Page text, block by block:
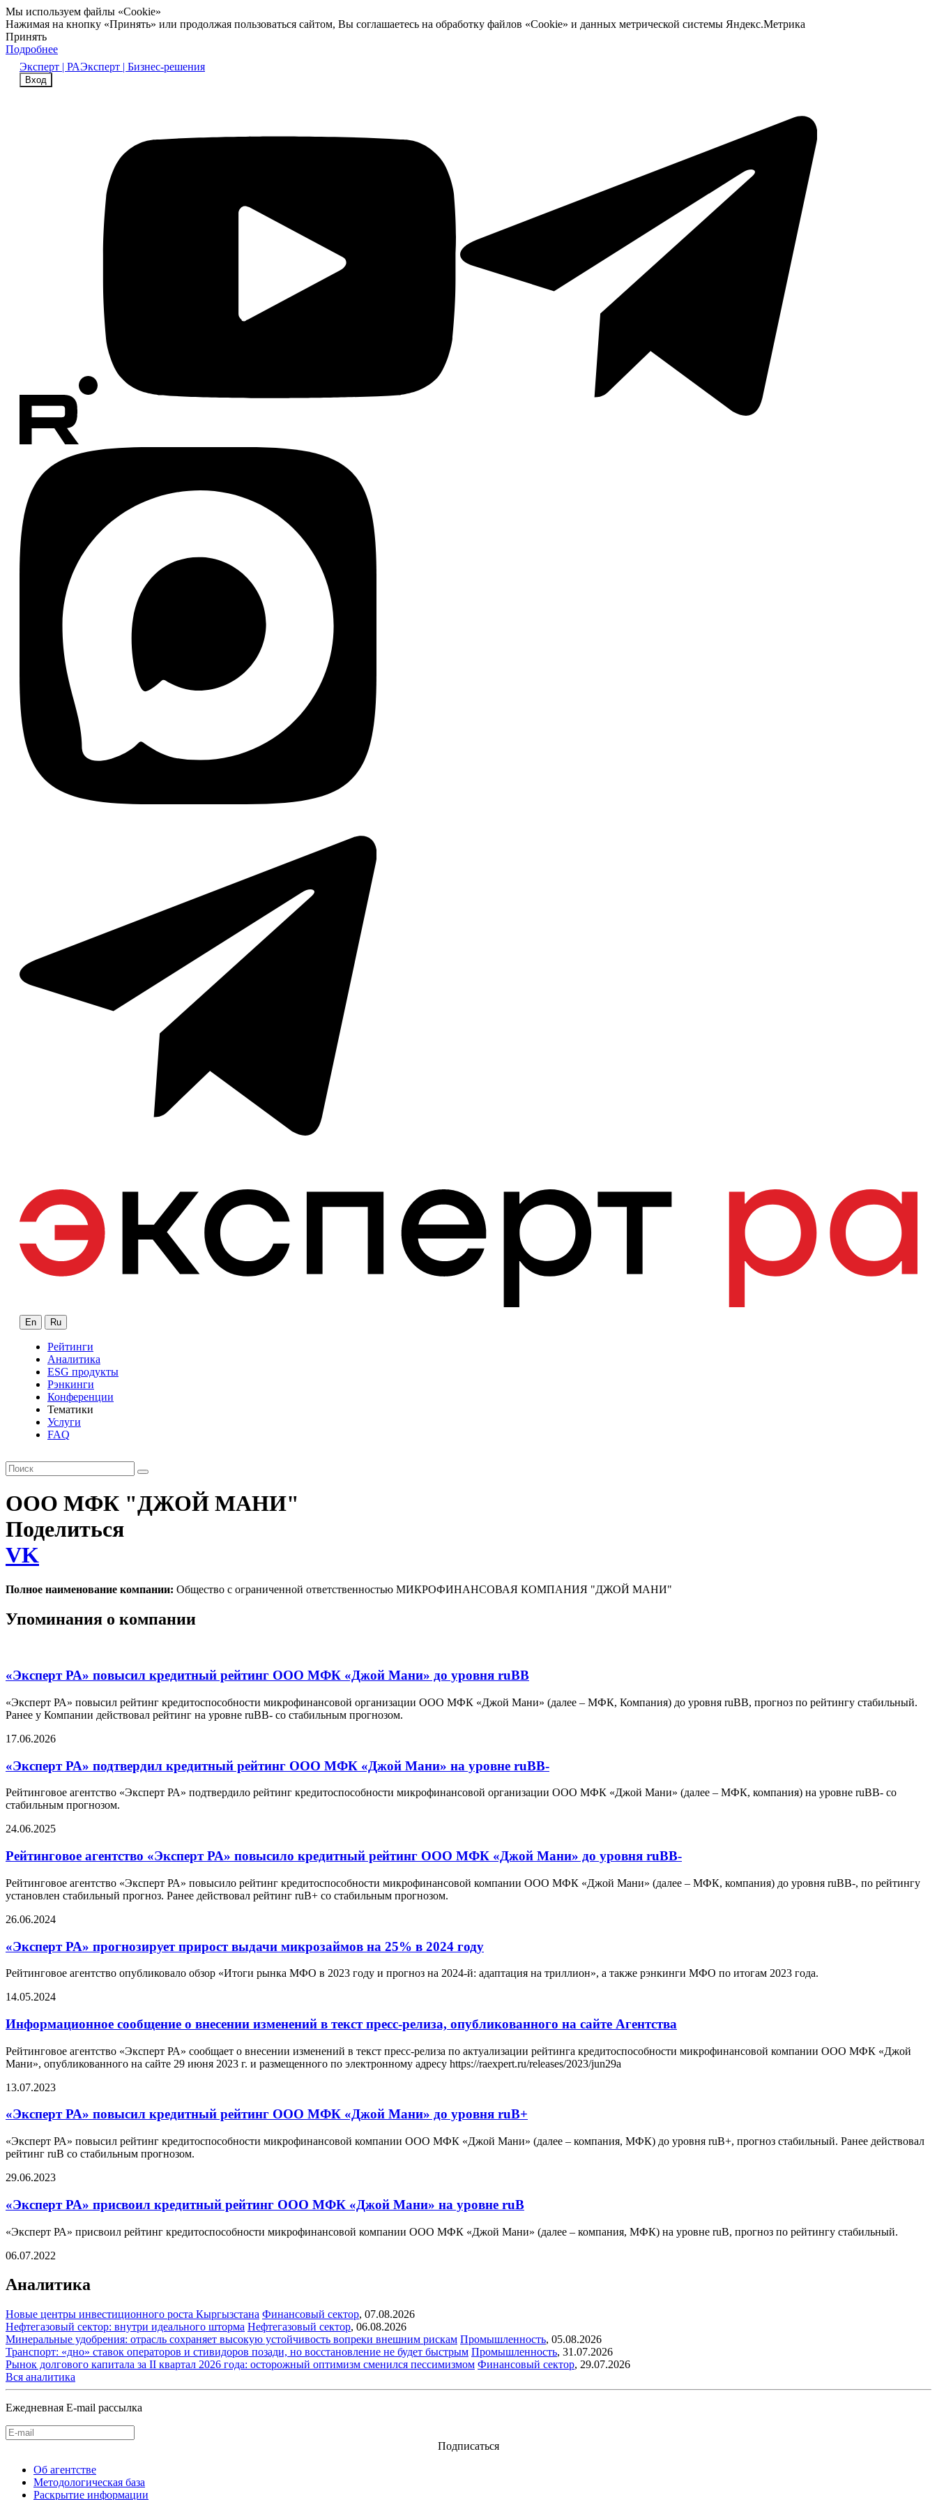
Мы используем файлы «Cookie»
Нажимая на кнопку «Принять» или продолжая пользоваться сайтом, Вы соглашаетесь на обработку файлов «Cookie» и данных метрической системы Яндекс.Метрика
Принять
Подробнее
Эксперт | РАЭксперт | Бизнес-решения
Вход
En Ru
Рейтинги
Аналитика
ESG продукты
Рэнкинги
Конференции
Тематики
Услуги
FAQ
ООО МФК "ДЖОЙ МАНИ"
Поделиться
VK
Полное наименование компании: Общество с ограниченной ответственностью МИКРОФИНАНСОВАЯ КОМПАНИЯ "ДЖОЙ МАНИ"
Упоминания о компании
«Эксперт РА» повысил кредитный рейтинг ООО МФК «Джой Мани» до уровня ruBB
«Эксперт РА» повысил рейтинг кредитоспособности микрофинансовой организации ООО МФК «Джой Мани» (далее – МФК, Компания) до уровня ruBB, прогноз по рейтингу стабильный.
Ранее у Компании действовал рейтинг на уровне ruBB- со стабильным прогнозом.
17.06.2026
«Эксперт РА» подтвердил кредитный рейтинг ООО МФК «Джой Мани» на уровне ruBB-
Рейтинговое агентство «Эксперт РА» подтвердило рейтинг кредитоспособности микрофинансовой организации ООО МФК «Джой Мани» (далее – МФК, компания) на уровне ruBB- со
стабильным прогнозом.
24.06.2025
Рейтинговое агентство «Эксперт РА» повысило кредитный рейтинг ООО МФК «Джой Мани» до уровня ruBB-
Рейтинговое агентство «Эксперт РА» повысило рейтинг кредитоспособности микрофинансовой компании ООО МФК «Джой Мани» (далее – МФК, компания) до уровня ruBB-, по рейтингу
установлен стабильный прогноз. Ранее действовал рейтинг ruB+ со стабильным прогнозом.
26.06.2024
«Эксперт РА» прогнозирует прирост выдачи микрозаймов на 25% в 2024 году
Рейтинговое агентство опубликовало обзор «Итоги рынка МФО в 2023 году и прогноз на 2024-й: адаптация на триллион», а также рэнкинги МФО по итогам 2023 года.
14.05.2024
Информационное сообщение о внесении изменений в текст пресс-релиза, опубликованного на сайте Агентства
Рейтинговое агентство «Эксперт РА» сообщает о внесении изменений в текст пресс-релиза по актуализации рейтинга кредитоспособности микрофинансовой компании ООО МФК «Джой
Мани», опубликованного на сайте 29 июня 2023 г. и размещенного по электронному адресу https://raexpert.ru/releases/2023/jun29a
13.07.2023
«Эксперт РА» повысил кредитный рейтинг ООО МФК «Джой Мани» до уровня ruB+
«Эксперт РА» повысил рейтинг кредитоспособности микрофинансовой компании ООО МФК «Джой Мани» (далее – компания, МФК) до уровня ruB+, прогноз стабильный. Ранее действовал
рейтинг ruB со стабильным прогнозом.
29.06.2023
«Эксперт РА» присвоил кредитный рейтинг ООО МФК «Джой Мани» на уровне ruB
«Эксперт РА» присвоил рейтинг кредитоспособности микрофинансовой компании ООО МФК «Джой Мани» (далее – компания, МФК) на уровне ruB, прогноз по рейтингу стабильный.
06.07.2022
Аналитика
Новые центры инвестиционного роста Кыргызстана Финансовый сектор, 07.08.2026
Нефтегазовый сектор: внутри идеального шторма Нефтегазовый сектор, 06.08.2026
Минеральные удобрения: отрасль сохраняет высокую устойчивость вопреки внешним рискам Промышленность, 05.08.2026
Транспорт: «дно» ставок операторов и стивидоров позади, но восстановление не будет быстрым Промышленность, 31.07.2026
Рынок долгового капитала за II квартал 2026 года: осторожный оптимизм сменился пессимизмом Финансовый сектор, 29.07.2026
Вся аналитика
Ежедневная E-mail рассылка
Подписаться
Об агентстве
Методологическая база
Раскрытие информации